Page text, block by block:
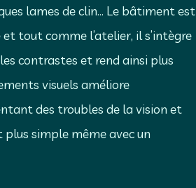
lames de clin… Le bâtiment est
tout comme l’atelier, il s’intègre
contrastes et rend ainsi plus
visuels améliore
des troubles de la vision et
plus simple même avec un